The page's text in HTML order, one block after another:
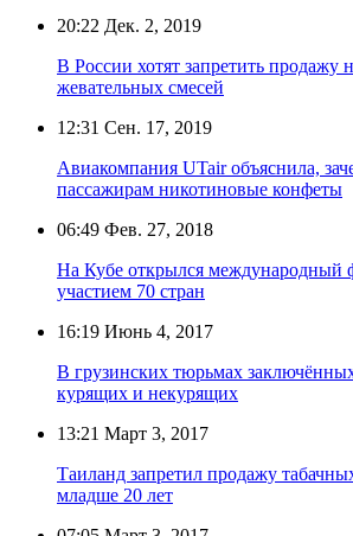
20:22 Дек. 2, 2019
В России хотят запретить продажу
жевательных смесей
12:31 Сен. 17, 2019
Авиакомпания UTair объяснила,
пассажирам никотиновые конфеты
06:49 Фев. 27, 2018
На Кубе открылся международный
участием 70 стран
16:19 Июнь 4, 2017
В грузинских тюрьмах
курящих и некурящих
13:21 Март 3, 2017
Таиланд запретил продажу
младше 20 лет